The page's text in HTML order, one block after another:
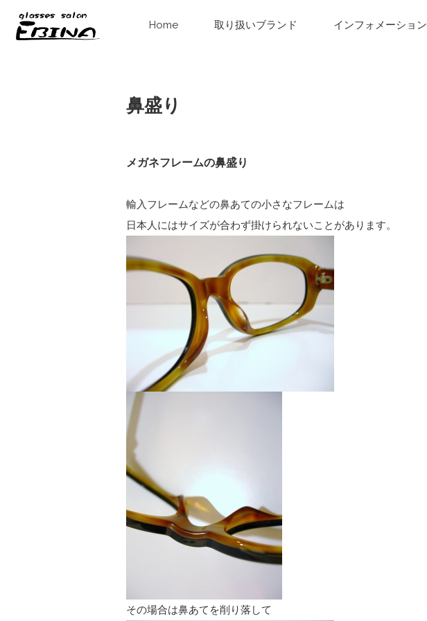
Home 取り扱いブランド インフォメーション
鼻盛り
メガネフレームの鼻盛り
輸入フレームなどの鼻あての小さなフレームは
日本人にはサイズが合わず掛けられないことがあります。
その場合は鼻あてを削り落して